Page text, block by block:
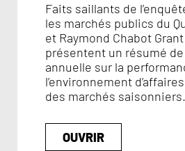
Faits saillants de
les marchés publics du
et Raymond Chabot
présentent un résumé de
annuelle sur la
l’environnement
des marchés saisonniers.
OUVRIR